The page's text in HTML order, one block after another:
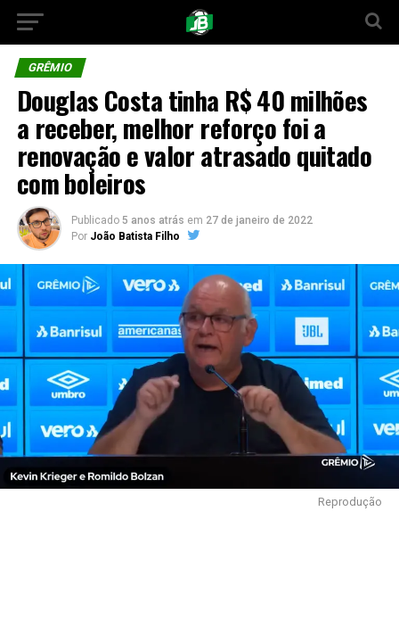
GRÊMIO
Douglas Costa tinha R$ 40 milhões
a receber, melhor reforço foi a
renovação e valor atrasado quitado
com boleiros
Publicado 5 anos atrás em 27 de janeiro de 2022
Por João Batista Filho
Reprodução